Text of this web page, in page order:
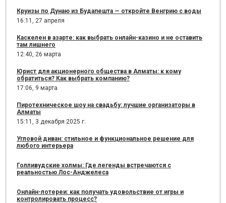
Круизы по Дунаю из Будапешта — откройте Венгрию с воды
16:11, 27 апреля
Каскелен в азарте: как выбрать онлайн-казино и не оставить
там лишнего
12:40, 26 марта
Юрист для акционерного общества в Алматы: к кому
обратиться? Как выбрать компанию?
17:06, 9 марта
Пиротехническое шоу на свадьбу: лучшие организаторы в
Алматы
15:11, 3 декабря 2025 г.
Угловой диван: стильное и функциональное решение для
любого интерьера
Голливудские холмы: Где легенды встречаются с
реальностью Лос-Анджелеса
Онлайн-лотереи: как получать удовольствие от игры и
контролировать процесс?